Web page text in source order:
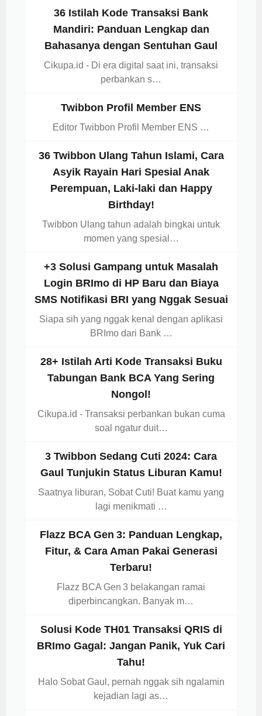
36 Istilah Kode Transaksi Bank
Mandiri: Panduan Lengkap dan
Bahasanya dengan Sentuhan Gaul
Cikupa.id - Di era digital saat ini, transaksi
perbankan s…
Twibbon Profil Member ENS
Editor Twibbon Profil Member ENS …
36 Twibbon Ulang Tahun Islami, Cara
Asyik Rayain Hari Spesial Anak
Perempuan, Laki-laki dan Happy
Birthday!
Twibbon Ulang tahun adalah bingkai untuk
momen yang spesial…
+3 Solusi Gampang untuk Masalah
Login BRImo di HP Baru dan Biaya
SMS Notifikasi BRI yang Nggak Sesuai
Siapa sih yang nggak kenal dengan aplikasi
BRImo dari Bank …
28+ Istilah Arti Kode Transaksi Buku
Tabungan Bank BCA Yang Sering
Nongol!
Cikupa.id - Transaksi perbankan bukan cuma
soal ngatur duit…
3 Twibbon Sedang Cuti 2024: Cara
Gaul Tunjukin Status Liburan Kamu!
Saatnya liburan, Sobat Cuti! Buat kamu yang
lagi menikmati …
Flazz BCA Gen 3: Panduan Lengkap,
Fitur, & Cara Aman Pakai Generasi
Terbaru!
Flazz BCA Gen 3 belakangan ramai
diperbincangkan. Banyak m…
Solusi Kode TH01 Transaksi QRIS di
BRImo Gagal: Jangan Panik, Yuk Cari
Tahu!
Halo Sobat Gaul, pernah nggak sih ngalamin
kejadian lagi as…